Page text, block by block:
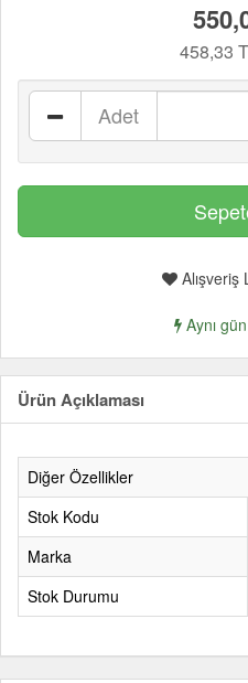
458,33
Adet
Alışveriş
Aynı
Ürün Açıklaması
Diğer Özellikler
Stok Kodu
Marka
Stok Durumu